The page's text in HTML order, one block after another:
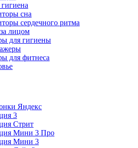
сна
сердечного ритма
лицом
для гигиены
для фитнеса
Яндекс
3
Стрит
Мини 3 Про
Мини 3